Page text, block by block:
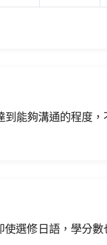
能夠溝通的程度
選修日語，學分